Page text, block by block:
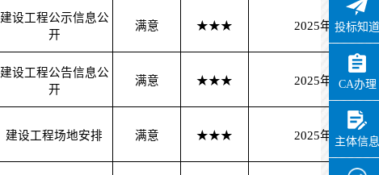
投标知道
CA办理
主体信息
建设工程公示信息公
开
满意 ★★★ 2025年6月30日
建设工程公告信息公
开
满意 ★★★ 2025年6月28日
建设工程场地安排 满意 ★★★ 2025年6月28日